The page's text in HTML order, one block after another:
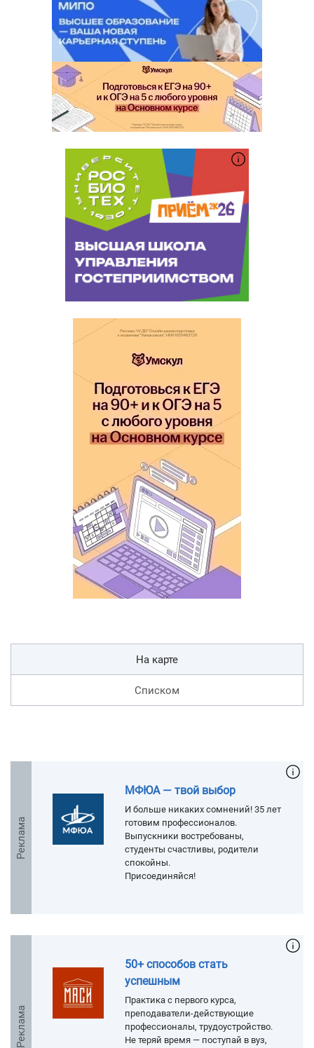
На карте
Списком
Реклама
МФЮА — твой выбор
И больше никаких сомнений! 35 лет
готовим профессионалов.
Выпускники востребованы,
студенты счастливы, родители
спокойны.
Присоединяйся!
Реклама
50+ способов стать
успешным
Практика с первого курса,
преподаватели-действующие
профессионалы, трудоустройство.
Не теряй время — поступай в вуз,